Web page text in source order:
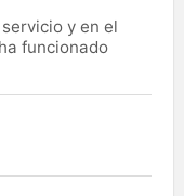
y en el
funcionado